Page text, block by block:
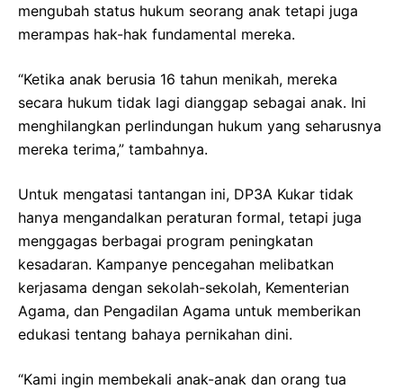
mengubah status hukum seorang anak tetapi juga
merampas hak-hak fundamental mereka.
“Ketika anak berusia 16 tahun menikah, mereka
secara hukum tidak lagi dianggap sebagai anak. Ini
menghilangkan perlindungan hukum yang seharusnya
mereka terima,” tambahnya.
Untuk mengatasi tantangan ini, DP3A Kukar tidak
hanya mengandalkan peraturan formal, tetapi juga
menggagas berbagai program peningkatan
kesadaran. Kampanye pencegahan melibatkan
kerjasama dengan sekolah-sekolah, Kementerian
Agama, dan Pengadilan Agama untuk memberikan
edukasi tentang bahaya pernikahan dini.
“Kami ingin membekali anak-anak dan orang tua